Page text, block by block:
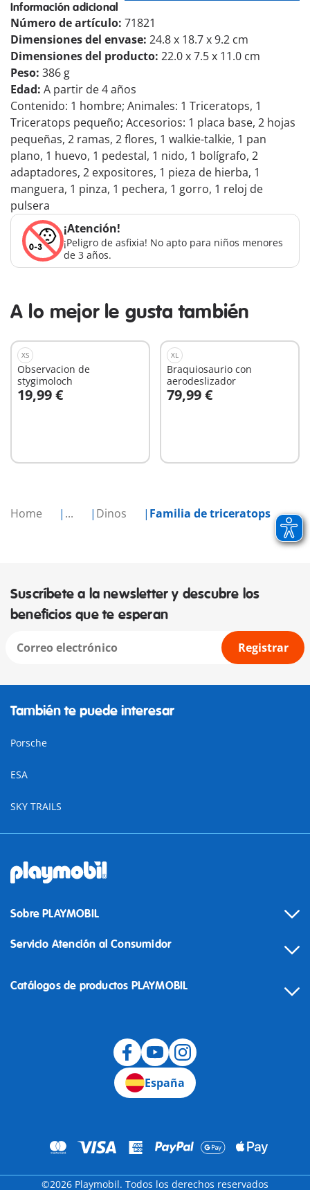
Home ... Dinos Familia de triceratops
Información adicional
Número de artículo: 71821
Dimensiones del envase: 24.8 x 18.7 x 9.2 cm
Dimensiones del producto: 22.0 x 7.5 x 11.0 cm
Peso: 386 g
Edad: A partir de 4 años
Contenido: 1 hombre; Animales: 1 Triceratops, 1
Triceratops pequeño; Accesorios: 1 placa base, 2 hojas
pequeñas, 2 ramas, 2 flores, 1 walkie-talkie, 1 pan
plano, 1 huevo, 1 pedestal, 1 nido, 1 bolígrafo, 2
adaptadores, 2 expositores, 1 pieza de hierba, 1
manguera, 1 pinza, 1 pechera, 1 gorro, 1 reloj de
pulsera
¡Atención!
¡Peligro de asfixia! No apto para niños menores
de 3 años.
A lo mejor le gusta también
XS
Observacion de
stygimoloch
19,99 €
A la cesta
XL
Braquiosaurio con
aerodeslizador
79,99 €
A la cesta
Suscríbete a la newsletter y descubre los
beneficios que te esperan
Registrar
También te puede interesar
Porsche
ESA
SKY TRAILS
Sobre PLAYMOBIL
Servicio Atención al Consumidor
Catálogos de productos PLAYMOBIL
España
©2026 Playmobil. Todos los derechos reservados